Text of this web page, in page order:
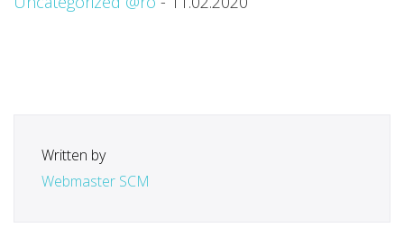
Written by
Webmaster SCM